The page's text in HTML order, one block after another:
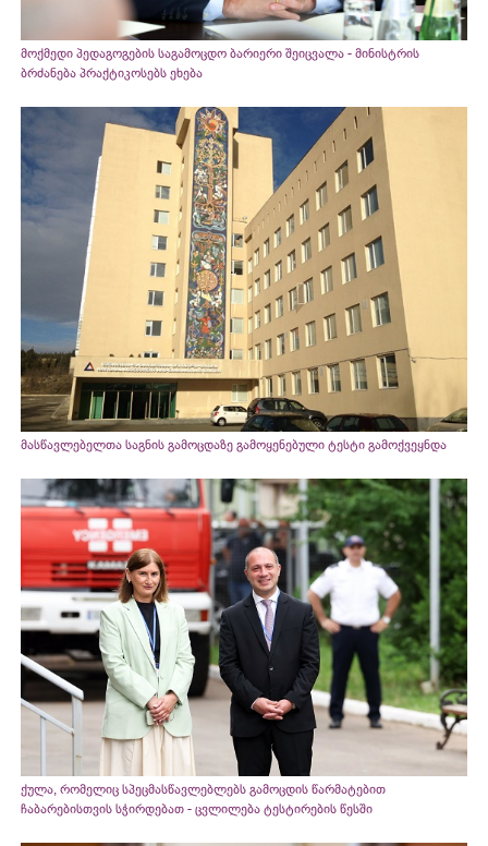
მოქმედი პედაგოგების საგამოცდო ბარიერი შეიცვალა - მინისტრის
ბრძანება პრაქტიკოსებს ეხება
მასწავლებელთა საგნის გამოცდაზე გამოყენებული ტესტი გამოქვეყნდა
ქულა, რომელიც სპეცმასწავლებლებს გამოცდის წარმატებით
ჩაბარებისთვის სჭირდებათ - ცვლილება ტესტირების წესში